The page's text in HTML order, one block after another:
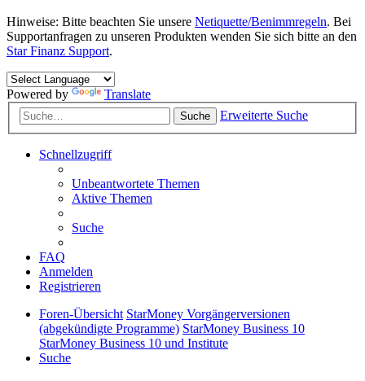
Hinweise: Bitte beachten Sie unsere Netiquette/Benimmregeln. Bei
Supportanfragen zu unseren Produkten wenden Sie sich bitte an den
Star Finanz Support.
Powered by Translate
Suche Erweiterte Suche
Schnellzugriff
Unbeantwortete Themen
Aktive Themen
Suche
FAQ
Anmelden
Registrieren
Foren-Übersicht StarMoney Vorgängerversionen
(abgekündigte Programme) StarMoney Business 10
StarMoney Business 10 und Institute
Suche